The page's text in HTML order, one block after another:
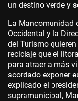
un destino verde y
La Mancomunidad
Occidental y la
del Turismo
reciclaje que el
para atraer a más
acordado exponer
explicado el
supramunicipal,